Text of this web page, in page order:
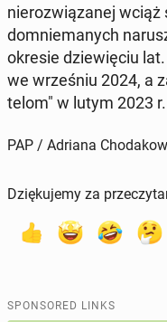
nierozwiązanej wciąż
dom­nie­manych
okresie dziewię­ciu lat.
we wrześniu 2024, a
telom" w lutym 2023 r.
PAP / Adriana
Dziękujemy za
SPONSORED LINKS